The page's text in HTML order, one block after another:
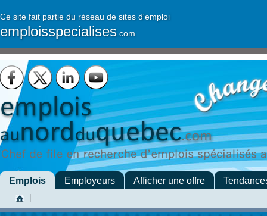
Ce site fait partie du réseau de sites d'emploi
emploisspecialises .com
Emplois Employeurs Afficher une offre